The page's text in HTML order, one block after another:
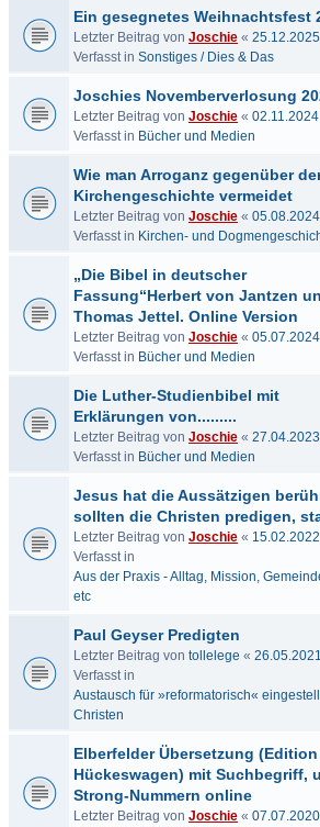
Ein gesegnetes Weihnachtsfest
Letzter Beitrag von Joschie «
Verfasst in Sonstiges / Dies & Das
Joschies Novemberverlosung
Letzter Beitrag von Joschie «
Verfasst in Bücher und Medien
Wie man Arroganz gegenüber
Kirchengeschichte vermeidet
Letzter Beitrag von Joschie «
Verfasst in Kirchen- und
„Die Bibel in deutscher
Fassung“Herbert von Jantzen
Thomas Jettel. Online Version
Letzter Beitrag von Joschie «
Verfasst in Bücher und Medien
Die Luther-Studienbibel mit
Erklärungen von.........
Letzter Beitrag von Joschie «
Verfasst in Bücher und Medien
Jesus hat die Aussätzigen
sollten die Christen predigen,
Letzter Beitrag von Joschie «
Verfasst in
Aus der Praxis - Alltag, Mission,
etc
Paul Geyser Predigten
Letzter Beitrag von tollelege «
Verfasst in
Austausch für »reformatorisch«
Christen
Elberfelder Übersetzung (Edition
Hückeswagen) mit Suchbegriff,
Strong-Nummern online
Letzter Beitrag von Joschie «